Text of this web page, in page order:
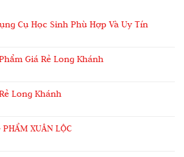
Cụ Học Sinh Phù Hợp Và Uy Tín
Giá Rẻ Long Khánh
Long Khánh
PHẨM XUÂN LỘC